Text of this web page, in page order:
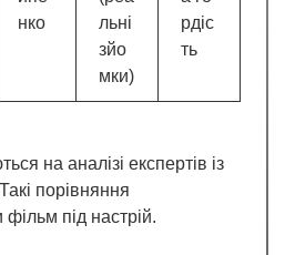
нко
льні
зйо
мки)
рдіс
ть
на аналізі експертів із
порівняння
під настрій.